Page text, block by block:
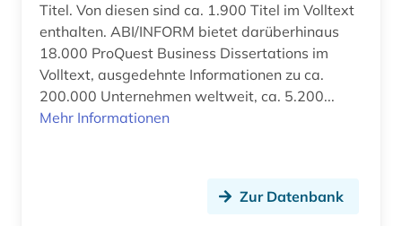
bevölkerungsforschung (1)
bevölkerungsstatistik (8)
bewerbung (1)
Titel. Von diesen sind ca. 1.900 Titel im Volltext
enthalten. ABI/INFORM bietet darüberhinaus
18.000 ProQuest Business Dissertations im
Volltext, ausgedehnte Informationen zu ca.
200.000 Unternehmen weltweit, ca. 5.200...
Mehr Informationen
Zur Datenbank